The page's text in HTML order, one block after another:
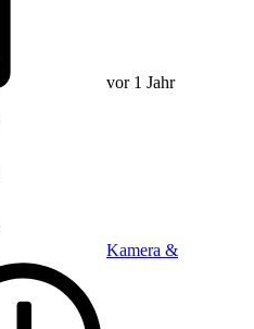
vor 1 Jahr
Kamera &